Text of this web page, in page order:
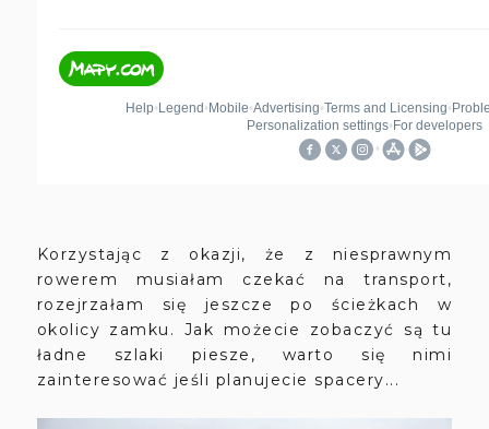
Korzystając z okazji, że z niesprawnym
rowerem musiałam czekać na transport,
rozejrzałam się jeszcze po ścieżkach w
okolicy zamku. Jak możecie zobaczyć są tu
ładne szlaki piesze, warto się nimi
zainteresować jeśli planujecie spacery...